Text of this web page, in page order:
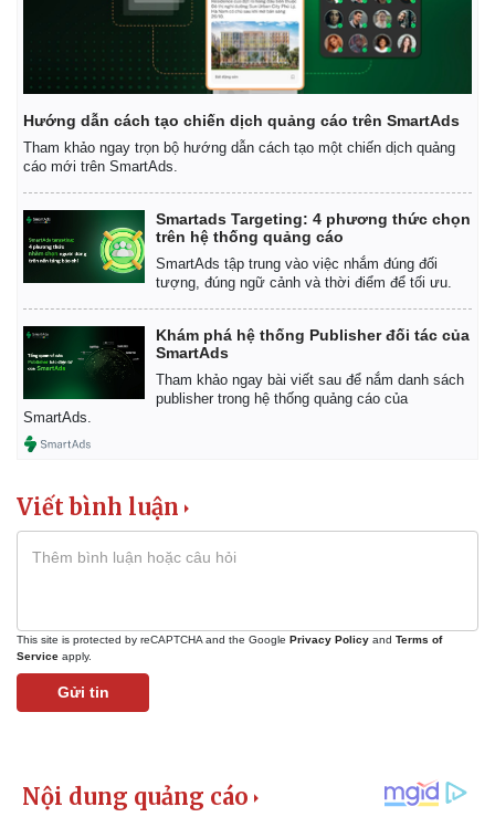
Thế giới
Quan sát
Cuộc sống đó đây
Multimedia
Video
Ảnh
Hướng dẫn cách tạo chiến dịch quảng cáo trên SmartAds
Tham khảo ngay trọn bộ hướng dẫn cách tạo một chiến dịch quảng
cáo mới trên SmartAds.
Smartads Targeting: 4 phương thức chọn
trên hệ thống quảng cáo
SmartAds tập trung vào việc nhắm đúng đối
tượng, đúng ngữ cảnh và thời điểm để tối ưu.
Khám phá hệ thống Publisher đối tác của
SmartAds
Tham khảo ngay bài viết sau để nắm danh sách
publisher trong hệ thống quảng cáo của
SmartAds.
Viết bình luận
This site is protected by reCAPTCHA and the Google Privacy Policy and Terms of
Service apply.
Gửi tin